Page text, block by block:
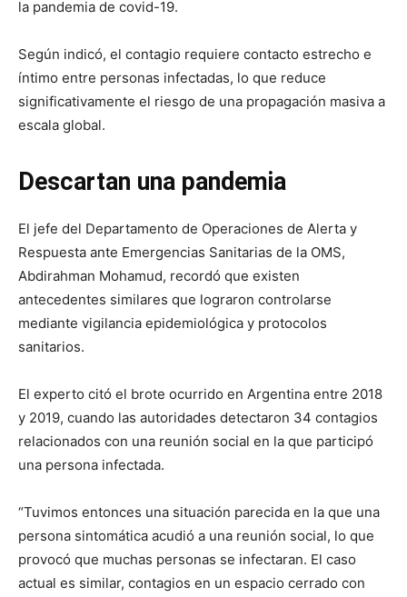
la pandemia de covid-19.
Según indicó, el contagio requiere contacto estrecho e
íntimo entre personas infectadas, lo que reduce
significativamente el riesgo de una propagación masiva a
escala global.
Descartan una pandemia
El jefe del Departamento de Operaciones de Alerta y
Respuesta ante Emergencias Sanitarias de la OMS,
Abdirahman Mohamud, recordó que existen
antecedentes similares que lograron controlarse
mediante vigilancia epidemiológica y protocolos
sanitarios.
El experto citó el brote ocurrido en Argentina entre 2018
y 2019, cuando las autoridades detectaron 34 contagios
relacionados con una reunión social en la que participó
una persona infectada.
“Tuvimos entonces una situación parecida en la que una
persona sintomática acudió a una reunión social, lo que
provocó que muchas personas se infectaran. El caso
actual es similar, contagios en un espacio cerrado con